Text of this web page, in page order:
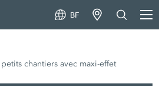
BF
chantiers avec maxi-effet